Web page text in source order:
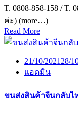
T. 0808-858-158 / T.
ค่ะ) (more…)
Read More
21/10/2021 28/
แอดมิน
ขนส่งสินค้าจีนกลับไ